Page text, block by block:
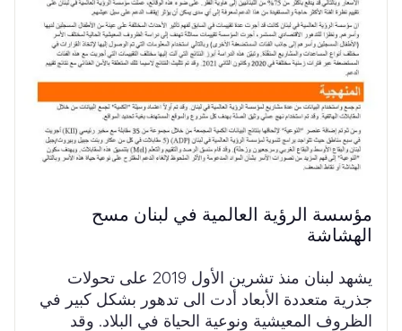
مؤسسة الرؤية العالمية في لبنان مسح
الهشاشة
يشهد لبنان منذ تشرين الأول على تحولات
جذرية متعددة الأبعاد أدت الى تدهور بشكل كبير في
الظروف المعيشية ونوعية الحياة في البلاد. وقد